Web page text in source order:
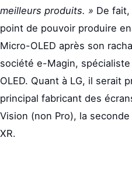
meilleurs produits. » De
point de pouvoir produire
Micro-OLED après son
société e-Magin,
OLED. Quant à LG, il serait
principal fabricant des
Vision (non Pro), la
XR.